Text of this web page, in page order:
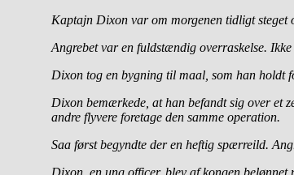
Kaptajn Dixon var om morgenen tidligt steget
Angrebet var en fuldstændig overraskelse.
Dixon tog en bygning til maal, som han holdt
Dixon bemærkede, at han befandt sig over et
andre flyvere foretage den samme operation.
Saa først begyndte der en heftig spærreild.
Dixon, en ung officer, blev af kongen belønnet